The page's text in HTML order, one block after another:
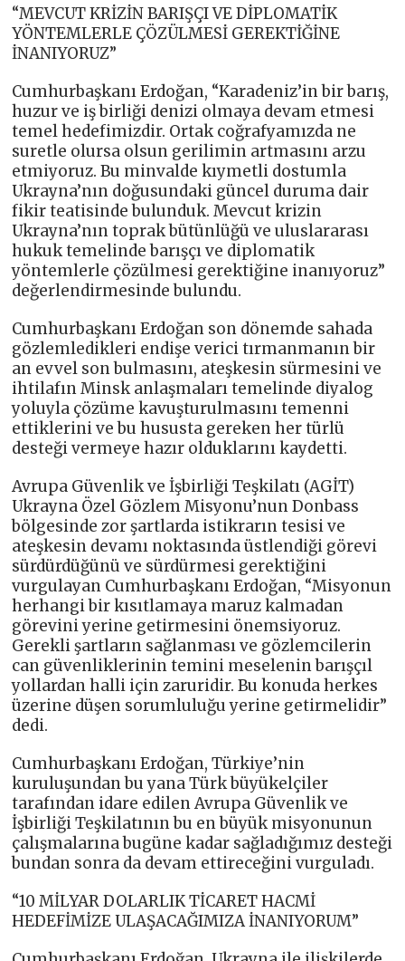
“MEVCUT KRİZİN BARIŞÇI VE DİPLOMATİK
YÖNTEMLERLE ÇÖZÜLMESİ GEREKTİĞİNE
İNANIYORUZ”
Cumhurbaşkanı Erdoğan, “Karadeniz’in bir barış,
huzur ve iş birliği denizi olmaya devam etmesi
temel hedefimizdir. Ortak coğrafyamızda ne
suretle olursa olsun gerilimin artmasını arzu
etmiyoruz. Bu minvalde kıymetli dostumla
Ukrayna’nın doğusundaki güncel duruma dair
fikir teatisinde bulunduk. Mevcut krizin
Ukrayna’nın toprak bütünlüğü ve uluslararası
hukuk temelinde barışçı ve diplomatik
yöntemlerle çözülmesi gerektiğine inanıyoruz”
değerlendirmesinde bulundu.
Cumhurbaşkanı Erdoğan son dönemde sahada
gözlemledikleri endişe verici tırmanmanın bir
an evvel son bulmasını, ateşkesin sürmesini ve
ihtilafın Minsk anlaşmaları temelinde diyalog
yoluyla çözüme kavuşturulmasını temenni
ettiklerini ve bu hususta gereken her türlü
desteği vermeye hazır olduklarını kaydetti.
Avrupa Güvenlik ve İşbirliği Teşkilatı (AGİT)
Ukrayna Özel Gözlem Misyonu’nun Donbass
bölgesinde zor şartlarda istikrarın tesisi ve
ateşkesin devamı noktasında üstlendiği görevi
sürdürdüğünü ve sürdürmesi gerektiğini
vurgulayan Cumhurbaşkanı Erdoğan, “Misyonun
herhangi bir kısıtlamaya maruz kalmadan
görevini yerine getirmesini önemsiyoruz.
Gerekli şartların sağlanması ve gözlemcilerin
can güvenliklerinin temini meselenin barışçıl
yollardan halli için zaruridir. Bu konuda herkes
üzerine düşen sorumluluğu yerine getirmelidir”
dedi.
Cumhurbaşkanı Erdoğan, Türkiye’nin
kuruluşundan bu yana Türk büyükelçiler
tarafından idare edilen Avrupa Güvenlik ve
İşbirliği Teşkilatının bu en büyük misyonunun
çalışmalarına bugüne kadar sağladığımız desteği
bundan sonra da devam ettireceğini vurguladı.
“10 MİLYAR DOLARLIK TİCARET HACMİ
HEDEFİMİZE ULAŞACAĞIMIZA İNANIYORUM”